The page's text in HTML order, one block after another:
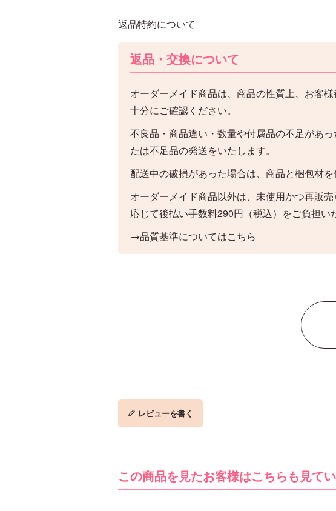
返品特約について
返品・交換について
オーダーメイド商品は、商品の性質上、お客
十分にご確認ください。
不良品・商品違い・数量や付属品の不足があ
たは不足品の発送をいたします。
配送中の破損があった場合は、商品と梱包材
オーダーメイド商品以外は、未使用かつ再販
応じて後払い手数料290円（税込）をご負担い
→品質基準についてはこちら
レビューを書く
この商品を見たお客様はこちらも見て